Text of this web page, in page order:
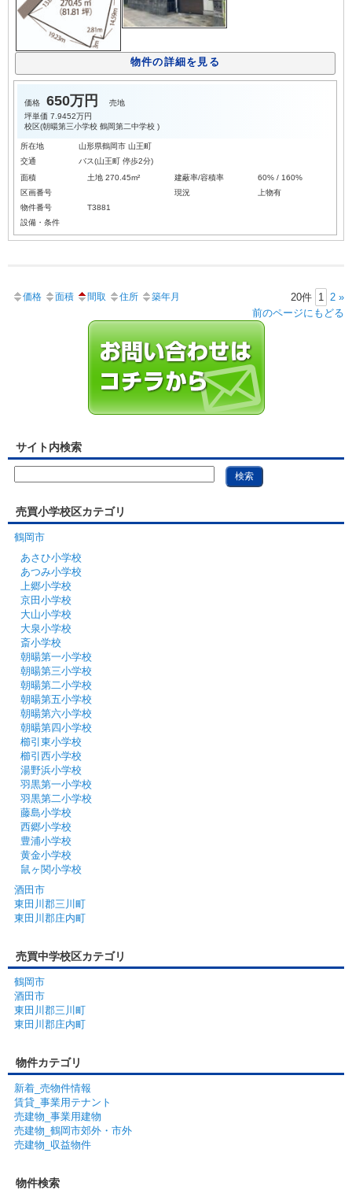
物件の詳細を見る
価格 650万円
売地
坪単価 7.9452万円
校区(朝暘第三小学校 鶴岡第二中学校 )
所在地
山形県鶴岡市 山王町
交通
バス(山王町 停歩2分)
面積
土地 270.45m² 建蔽率/容積率
60% / 160%
区画番号
現況
上物有
物件番号
T3881
設備・条件
価格 面積 間取 住所 築年月 20件 1 2 »
前のページにもどる
サイト内検索
売買小学校区カテゴリ
鶴岡市
あさひ小学校
あつみ小学校
上郷小学校
京田小学校
大山小学校
大泉小学校
斎小学校
朝暘第一小学校
朝暘第三小学校
朝暘第二小学校
朝暘第五小学校
朝暘第六小学校
朝暘第四小学校
櫛引東小学校
櫛引西小学校
湯野浜小学校
羽黒第一小学校
羽黒第二小学校
藤島小学校
西郷小学校
豊浦小学校
黄金小学校
鼠ヶ関小学校
酒田市
東田川郡三川町
東田川郡庄内町
売買中学校区カテゴリ
鶴岡市
酒田市
東田川郡三川町
東田川郡庄内町
物件カテゴリ
新着_売物件情報
賃貸_事業用テナント
売建物_事業用建物
売建物_鶴岡市郊外・市外
売建物_収益物件
物件検索